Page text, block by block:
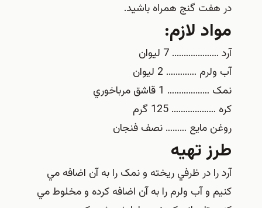
در هفت گنج همراه باشید.
مواد لازم:
آرد ……………….. 7 ليوان
آب ولرم …………. 2 ليوان
نمک ……………… 1 قاشق مرباخوري
کره ………………. 125 گرم
روغن مايع ……… نصف فنجان
طرز تهیه
آرد را در ظرفي ريخته و نمک را به آن اضافه مي
کنيم و آب ولرم را به آن اضافه کرده و مخلوط مي